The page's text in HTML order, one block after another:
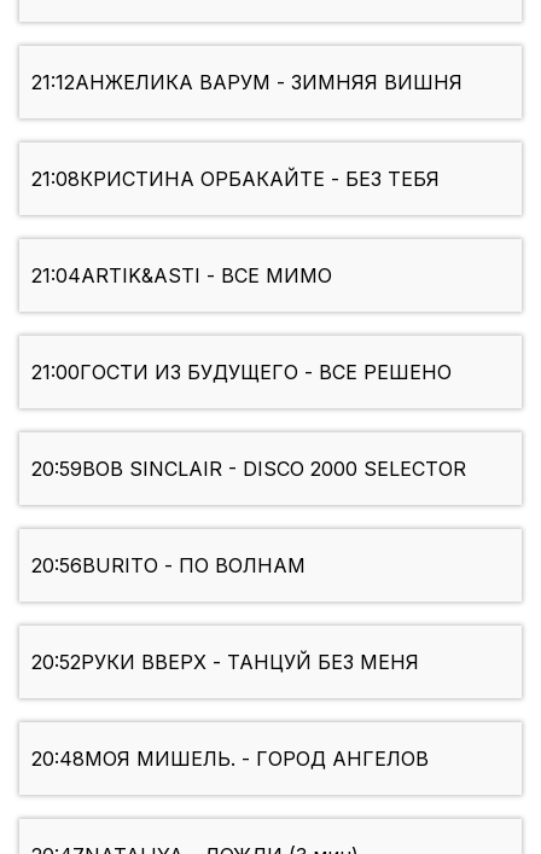
21:12АНЖЕЛИКА ВАРУМ - ЗИМНЯЯ ВИШНЯ
21:08КРИСТИНА ОРБАКАЙТЕ - БЕЗ ТЕБЯ
21:04ARTIK&ASTI - ВСЕ МИМО
21:00ГОСТИ ИЗ БУДУЩЕГО - ВСЕ РЕШЕНО
20:59BOB SINCLAIR - DISCO 2000 SELECTOR
20:56BURITO - ПО ВОЛНАМ
20:52РУКИ ВВЕРХ - ТАНЦУЙ БЕЗ МЕНЯ
20:48МОЯ МИШЕЛЬ. - ГОРОД АНГЕЛОВ